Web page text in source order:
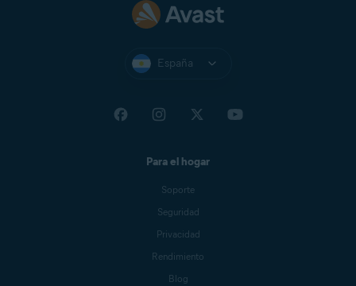
España
Para el hogar
Soporte
Seguridad
Privacidad
Rendimiento
Blog